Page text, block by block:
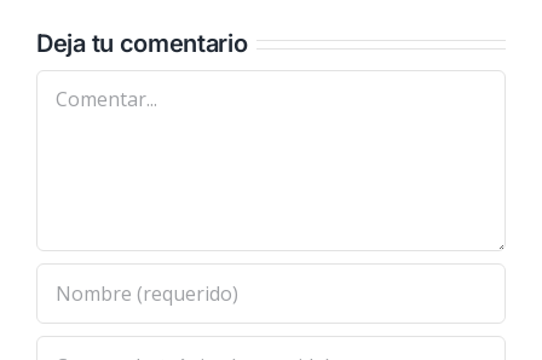
Deja tu comentario
Comentar